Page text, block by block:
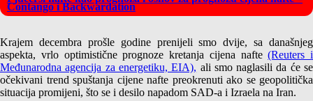
Contango i Backwardation
Krajem decembra prošle godine prenijeli smo dvije, sa današnjeg
aspekta, vrlo optimistične prognoze kretanja cijena nafte(Reuters i
Međunarodna agencija za energetiku, EIA), ali smo naglasili da će se
očekivani trend spuštanja cijene nafte preokrenuti ako se geopolitička
situacija promijeni, što se i desilo napadom SAD-a i Izraela na Iran.